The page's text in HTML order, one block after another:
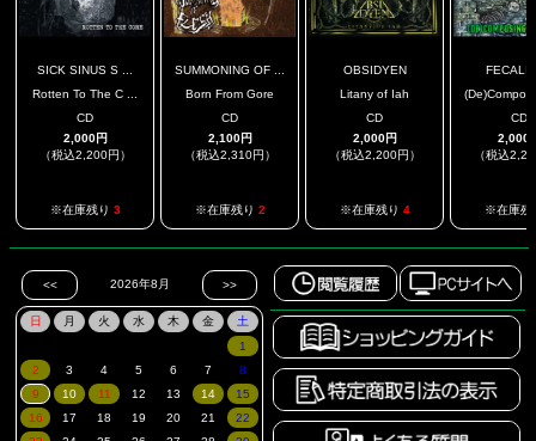
SICK SINUS S ...
Rotten To The C ...
CD
2,000円
（税込2,200円）
※在庫残り 3
SUMMONING OF ...
Born From Gore
CD
2,100円
（税込2,310円）
※在庫残り 2
OBSIDYEN
Litany of Iah
CD
2,000円
（税込2,200円）
※在庫残り 4
CD
2,000
（税込
※在庫残